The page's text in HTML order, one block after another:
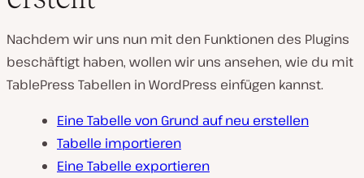
Nachdem wir uns nun mit den Funktionen des Plugins
beschäftigt haben, wollen wir uns ansehen, wie du mit
TablePress Tabellen in WordPress einfügen kannst.
Eine Tabelle von Grund auf neu erstellen
Tabelle importieren
Eine Tabelle exportieren